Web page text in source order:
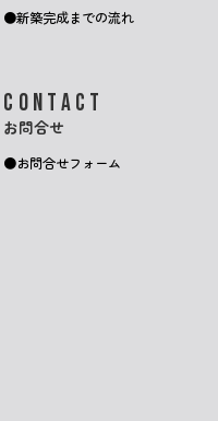
新築完成までの流れ
CONTACT
お問合せ
お問合せフォーム